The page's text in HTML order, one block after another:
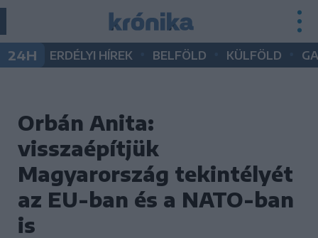
24H ERDÉLYI HÍREK BELFÖLD KÜLFÖLD
Orbán Anita:
visszaépítjük
Magyarország tekintélyét
az EU-ban és a NATO-ban
is